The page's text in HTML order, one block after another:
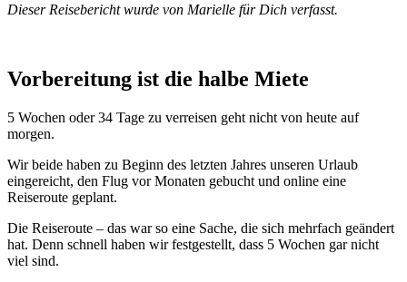
Dieser Reisebericht wurde von Marielle für Dich verfasst.
Vorbereitung ist die halbe Miete
5 Wochen oder 34 Tage zu verreisen geht nicht von heute auf
morgen.
Wir beide haben zu Beginn des letzten Jahres unseren Urlaub
eingereicht, den Flug vor Monaten gebucht und online eine
Reiseroute geplant.
Die Reiseroute – das war so eine Sache, die sich mehrfach geändert
hat. Denn schnell haben wir festgestellt, dass 5 Wochen gar nicht
viel sind.